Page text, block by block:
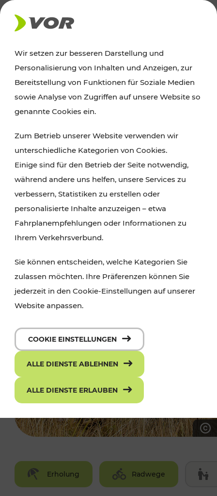
AKTUELLES
Ausflugstipps
Wien, Niederösterreich und das Burgenland
Wanderungen, Kultur und Gastronomie,
Radtouren oder purer Naturgenuss – viele
Attraktionen sind mit den Ticket- und Fahrplan-
Angeboten des VOR gut und schnell erreichbar.
Erholung Radwege
Wir setzen zur besseren Darstellung und
Personalisierung von Inhalten und Anzeigen, zur
Bereitstellung von Funktionen für Soziale Medien
sowie Analyse von Zugriffen auf unsere Website so
genannte Cookies ein.
Zum Betrieb unserer Website verwenden wir
unterschiedliche Kategorien von Cookies.
Einige sind für den Betrieb der Seite notwendig,
während andere uns helfen, unsere Services zu
verbessern, Statistiken zu erstellen oder
personalisierte Inhalte anzuzeigen – etwa
Fahrplanempfehlungen oder Informationen zu
Ihrem Verkehrsverbund.
Sie können entscheiden, welche Kategorien Sie
zulassen möchten. Ihre Präferenzen können Sie
jederzeit in den Cookie-Einstellungen auf unserer
Website anpassen.
COOKIE EINSTELLUNGEN
ALLE DIENSTE ABLEHNEN
ALLE DIENSTE ERLAUBEN